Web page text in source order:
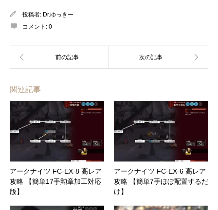
投稿者: Dr.ゆっきー
コメント: 0
関連記事
アークナイツ FC-EX-8 高レア
攻略 【簡単17手勲章加工対応
版】
アークナイツ FC-EX-6 高レア
攻略 【簡単7手ほぼ配置するだ
け】